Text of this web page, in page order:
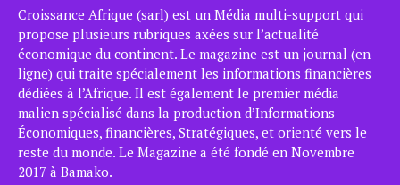
Croissance Afrique (sarl) est un Média multi-support qui
propose plusieurs rubriques axées sur l’actualité
économique du continent. Le magazine est un journal (en
ligne) qui traite spécialement les informations financières
dédiées à l’Afrique. Il est également le premier média
malien spécialisé dans la production d’Informations
Économiques, financières, Stratégiques, et orienté vers le
reste du monde. Le Magazine a été fondé en Novembre
2017 à Bamako.